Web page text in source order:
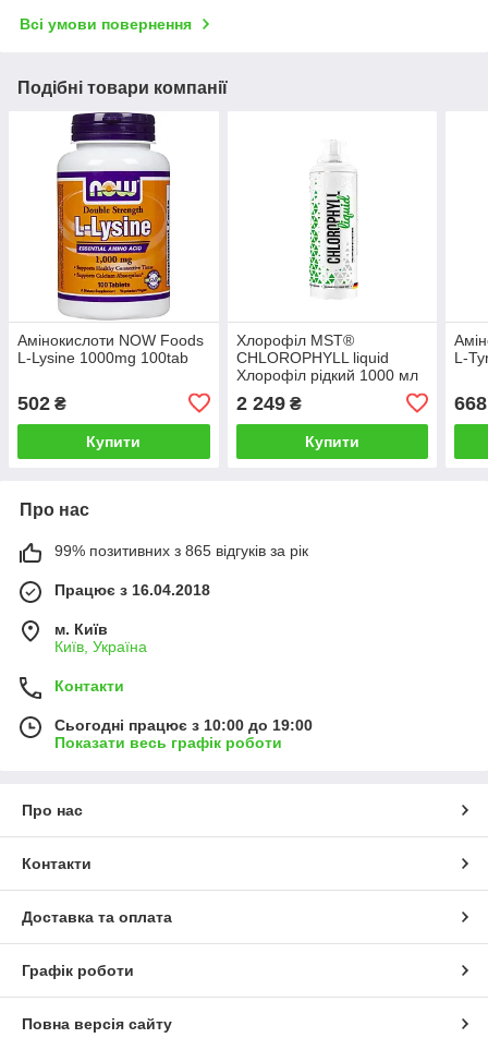
Всі умови повернення
Подібні товари компанії
Амінокислоти NOW Foods
L-Lysine 1000mg 100tab
502 ₴
Купити
Хлорофіл MST®
CHLOROPHYLL liquid
Хлорофіл рідкий 1000 мл
2 249₴
Купити
L-
668
Про нас
99% позитивних з 865 відгуків за рік
Працює з 16.04.2018
м. Київ
Київ, Україна
Контакти
Сьогодні працює з 10:00 до 19:00
Показати весь графік роботи
Про нас
Контакти
Доставка та оплата
Графік роботи
Повна версія сайту